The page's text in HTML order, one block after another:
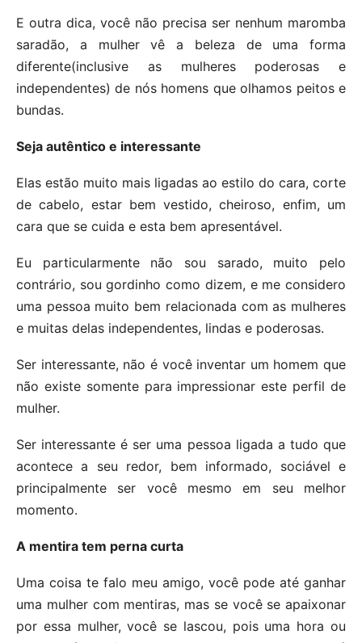
E outra dica, você não precisa ser nenhum maromba
saradão, a mulher vê a beleza de uma forma
diferente(inclusive as mulheres poderosas e
independentes) de nós homens que olhamos peitos e
bundas.
Seja autêntico e interessante
Elas estão muito mais ligadas ao estilo do cara, corte
de cabelo, estar bem vestido, cheiroso, enfim, um
cara que se cuida e esta bem apresentável.
Eu particularmente não sou sarado, muito pelo
contrário, sou gordinho como dizem, e me considero
uma pessoa muito bem relacionada com as mulheres
e muitas delas independentes, lindas e poderosas.
Ser interessante, não é você inventar um homem que
não existe somente para impressionar este perfil de
mulher.
Ser interessante é ser uma pessoa ligada a tudo que
acontece a seu redor, bem informado, sociável e
principalmente ser você mesmo em seu melhor
momento.
A mentira tem perna curta
Uma coisa te falo meu amigo, você pode até ganhar
uma mulher com mentiras, mas se você se apaixonar
por essa mulher, você se lascou, pois uma hora ou